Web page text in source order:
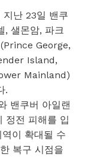
난 23일 밴쿠
, 샐몬암, 파크
George,
Island,
Mainland)
.
밴쿠버 아일랜
정전 피해를 입
이 확대될 수
복구 시점을